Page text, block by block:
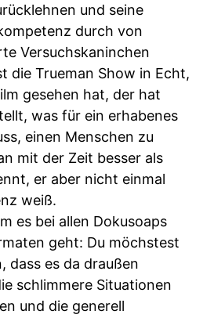
und seine
durch von
Versuchskaninchen
die Trueman Show in Echt,
gesehen hat, der hat
was für ein erhabenes
einen Menschen zu
mit der Zeit besser als
er aber nicht einmal
weiß.
es bei allen Dokusoaps
geht: Du möchstest
dass es da draußen
schlimmere Situationen
und die generell